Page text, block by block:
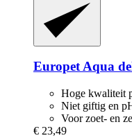
EuropetAqua
Hoge kwaliteit
Niet giftig en
Voor zoet- en
€ 23,49